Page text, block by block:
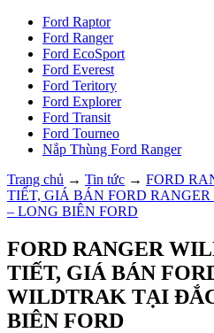
Ford Raptor
Ford Ranger
Ford EcoSport
Ford Everest
Ford Teritory
Ford Explorer
Ford Transit
Ford Tourneo
Nắp Thùng Ford Ranger
Trang chủ → Tin tức → FORD
TIẾT, GIÁ BÁN FORD
– LONG BIÊN FORD
FORD RANGER
TIẾT, GIÁ BÁN
WILDTRAK TẠI
BIÊN FORD